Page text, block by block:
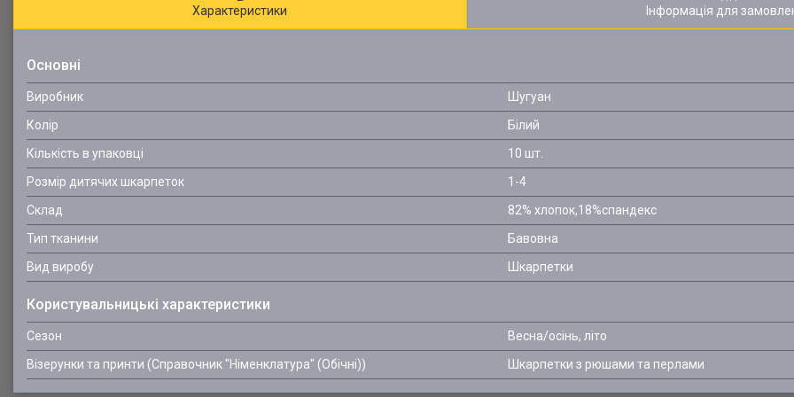
Характеристики Інформація для
Основні
Виробник
Шугуан
Колір
Білий
Кількість в упаковці
10 шт.
Розмір дитячих шкарпеток
1-4
Склад
82% хлопок,18%спандекс
Тип тканини
Бавовна
Вид виробу
Шкарпетки
Користувальницькі характеристики
Сезон
Весна/осінь, літо
Візерунки та принти (Справочник "Німенклатура" (Обічні))
Шкарпетки з рюшами та перлами